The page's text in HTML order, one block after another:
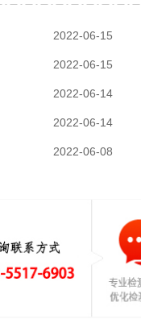
2022-06-15
2022-06-15
2022-06-14
2022-06-14
2022-06-08